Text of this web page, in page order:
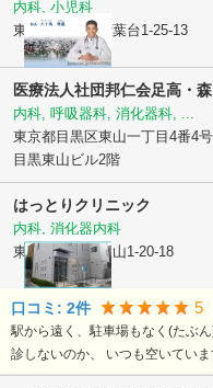
内科, 小児科
東京都目黒区 青葉台1-25-13
医療法人社団邦仁会足高・
内科, 呼吸器科, 消化器科, ...
東京都目黒区東山一丁目4番4号
目黒東山ビル2階
はっとりクリニック
内科, 消化器内科
東京都目黒区東山1-20-18
口コミ: 2件 5
駅から遠く、駐車場もなく(たぶ
診しないのか、 いつも空いてい